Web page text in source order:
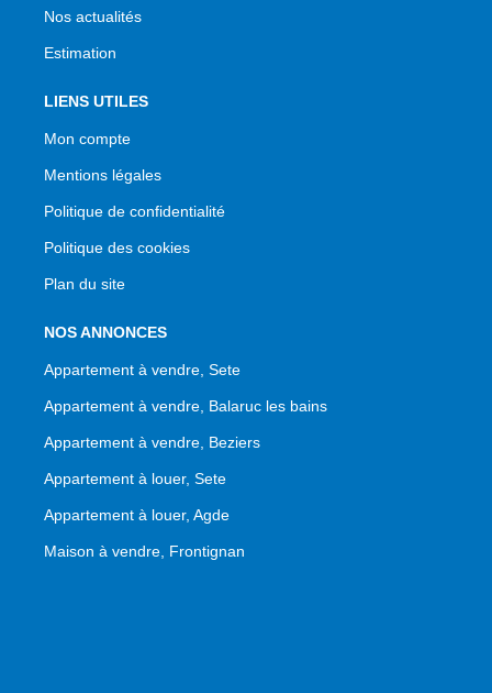
Nos actualités
Estimation
LIENS UTILES
Mon compte
Mentions légales
Politique de confidentialité
Politique des cookies
Plan du site
NOS ANNONCES
Appartement à vendre, Sete
Appartement à vendre, Balaruc les bains
Appartement à vendre, Beziers
Appartement à louer, Sete
Appartement à louer, Agde
Maison à vendre, Frontignan